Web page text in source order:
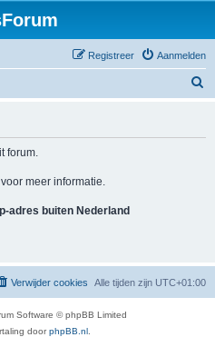
Aanmelden
Registreer
forum.
voor meer informatie.
adres buiten Nederland
Alle tijden zijn UTC+01:00
Verwijder cookies
Software © phpBB Limited
doorphpBB.nl